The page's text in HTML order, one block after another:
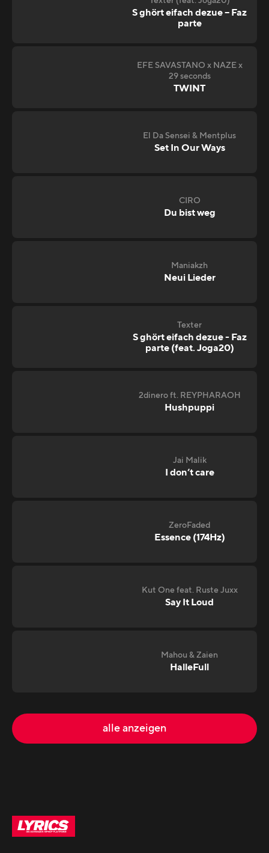
S ghört eifach dezue – Faz
parte
EFE SAVASTANO x NAZE x
29 seconds
TWINT
El Da Sensei & Mentplus
Set In Our Ways
CIRO
Du bist weg
Maniakzh
Neui Lieder
Texter
S ghört eifach dezue - Faz
parte (feat. Joga20)
2dinero ft. REYPHARAOH
Hushpuppi
Jai Malik
I don‘t care
ZeroFaded
Essence (174Hz)
Kut One feat. Ruste Juxx
Say It Loud
Mahou & Zaien
HalleFull
alle anzeigen